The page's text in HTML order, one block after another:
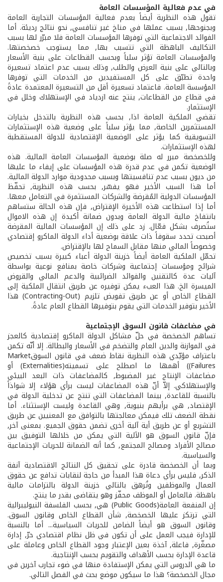
في عدم فعالية المؤسسات العامة
تقول هذه النظرية أيضاً بعدم فعالية المؤسسات التجارية العامة
وبجنوحها, بسبب عملها في مناخ غير تنافسي, نحو نتائج رديئة. أما
الفوائد الاجتماعية التي توفرها المؤسسات العامة فلا مبرّر لها بسبب
التكاليف الباهظة التي تتسبب بها, مما يستوجب خصخصتها.
والمؤسسات العامة تؤثر سلباً وبحسب القطاعات على بنية الأسعار
وبالتالي على بنية العرض والطلب, وذلك بسبب عدم اعتماد تسعيرة
واحدة تطبّق على كل المستفيدين من الخدمات التي توفرها
المؤسسة العامة. فاعتماد تسعيرة أقل من التسعيرة المعتمدة عادةً
في قطاع من القطاعات, ينتج عنه ازدياد في الإستهلاك وخلل في
الإستثمار.
تقضي الملكية العامة اذا, بحسب هذه النظرية بالتدخل بخيارات
المستثمرين الخاصة, مما يؤثر سلباً على وضعية هذه الإستثمارات
التسويقية كما يؤثر على الوضعية الإقتصادية للدولة المستقطبة
لهذه الإستثمارات.
وللخصخصة مبرر له صلة بوضعية المؤسسات العامة المالية. هذه
الوضعية تكمن في عدم قدرة هذه المؤسسات على إيفاء ما عليها
من ديون بسبب عدم تنافسيتها وبسبب محدودية موارد الدولة المالية.
أما هذا السبب الأخير فهو يفسّر, بحسب هذه النظرية, تحفّظ
المؤسسات الدولية المُقرضة والشركات المستثمرة في التعامل معها.
أما إذا استطاعت هذه الأخيرة الإقتراض, فإن هذه الحالة ستساهم
بانتفاخ مالية الدولة العامة وبدون ضمانة أكيدة إن هذه الاموال
ستُصرف بشكل فعّال. زد على ذلك إن المؤسسات المالية المقرضة
أصبحت تحدد سقوفاً ذات علاقة بوضعية أداء الدولة الماكرو إقتصادي
وخصوصاً المالي منها مقابل السماح لها بالإقتراض.
تحمّل الملكية العامة أيضاً خزينة الدولة أعباء كبيرة بسبب تخصيص
شرائح ومؤسسات إجتماعية وشركات خاصة بمنافع نوعية بواسطة
آليات عدة كالتقنين والفوائد الضرائبية والدعم المالي والقروض
الميسرة الخ. هذا العبء يمكن توفيره عن طريق انتقال الملكية إلى
القطاع الخاص أو عن طريق تفويض ­تلزيم (Contracting-Out) هذا
الأخير بتوفير الخدمات التي يقوم بتوفيرها القطاع العام عادةً.
في مضاعفات قانون السوق الإجتماعية
تساهم الخصخصة في حلّ مشاكل الدولة الماكرو إقتصادية كالعجز
في الموازنة والدين العام والتضخم في الأسعار والبطالة. إلا أنّه تكمن
باعتراف مؤيّدي هذه النظرية نقاط ضعف في قانون السوقMarket
Failures)) أهمها ما اصطلح على تسميته(Externalities) أو
مضاعفات الإنتاج غير المضبوط, كالمضاعفات ذات البعد البيئي
والإستهلاكي. إلاّ أنّ هذه المضاعفات ليست برأي هؤلاء إلا شواذاً
بالنسبة للقاعدة, بينما المضاعفات التي تنتج عن تدخلية الدولة في
الإقتصاد, هي برأيهم بنيوية, وهي القاعدة وليست الإستثناء. أما
نقطة الضعف تلك فيمكن معالجتها بالتوافق مع المعنيين عن طريق
التشريع أو عن طريق أية آلية أخرى تضمن حقوق الجميع. بمعنى آخر,
فإنّ قانون السوق هو الآلية التي يمكن من خلالها التوفيق بين
مصالح الأفراد ومصالح المجتمع, كما أنه الضمانة للحريات الإجتماعية
والسياسية.
وبما أن الخصخصة قادرة على تحقيق كل النتائج الاقتصادية آنفة
الذكر, فليس برأي دعاة هذا المبدأ من حاجة لنقابات تدافع عن حقوق
العمال والموظفين وتُرهق بالتالي خزينة الدولة بالتزامات مالية
باهظة. فالعامل أو الموظف محفّز وهو يتقاضى بقدر ما ينتج.
إن المنفعة العامة(Public Goods) هي, بحسب الفلسفة النيو­ليبرالية
التي ترتكز عليها الخصخصة, شأن القطاع الخاص وقانون السوق.
وقانون السوق هو أيضاً الضامن للحريات السياسية... أما بالنسبة
للإدارة فيجب العمل على أن تكون في ظل نظام اقتصادي حرّ, إدارة
مصغّرة, فاعلة, آخذة بعين الإعتبار وجود القطاع الخاص وعاملة على
قاعدة الإدارة بحسب الأهداف والتقويم بحسب الإنتاجية.
ما هي الدروس التي يمكن الإستفادة منها في ضوء تجارب آخرين في
مجال الخصخصة؟ هذا ما سيكون موضع بحث في الفصل التالي.